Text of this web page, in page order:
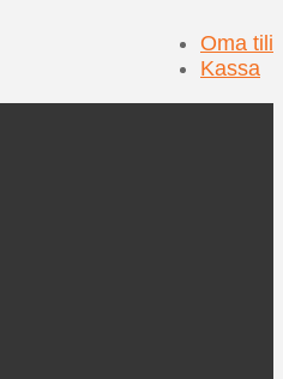
Oma tili
Kassa